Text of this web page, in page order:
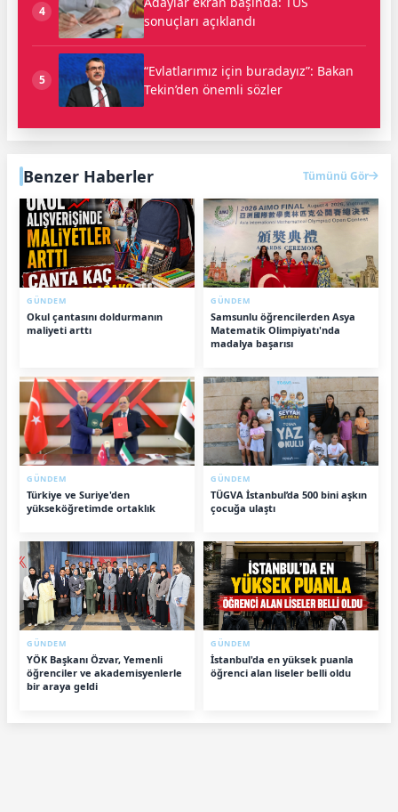
4
sonuçları açıklandı
5
“Evlatlarımız için buradayız”: Bakan
Tekin’den önemli sözler
Benzer Haberler Tümünü Gör
GÜNDEM
Okul çantasını doldurmanın
maliyeti arttı
GÜNDEM
Samsunlu öğrencilerden Asya
Matematik Olimpiyatı'nda
madalya başarısı
GÜNDEM
Türkiye ve Suriye'den
yükseköğretimde ortaklık
GÜNDEM
TÜGVA İstanbul’da 500 bini aşkın
çocuğa ulaştı
GÜNDEM
YÖK Başkanı Özvar, Yemenli
öğrenciler ve akademisyenlerle
bir araya geldi
GÜNDEM
İstanbul'da en yüksek puanla
öğrenci alan liseler belli oldu